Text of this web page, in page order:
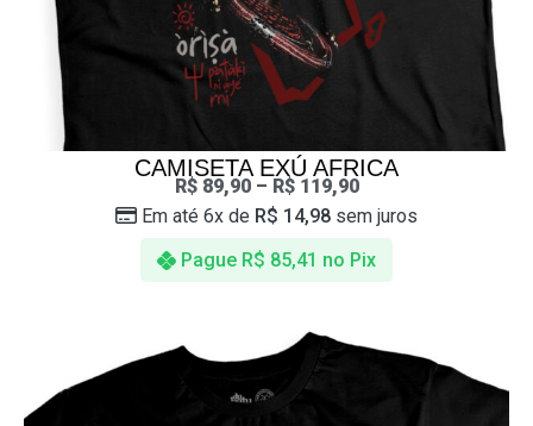
CAMISETA EXÚ AFRICA
R$89,90– R$119,90
Pague R$ 85,41 no Pix
Em até 6x de R$ 14,98 sem juros